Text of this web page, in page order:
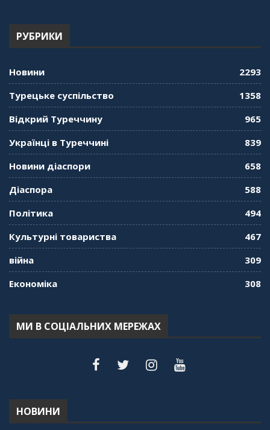
"Дзеркало діаспори". Випуск 11. Олександр
"Дзеркало діаспори". Випуск 10. Тонкощі та
"Дзеркало діаспори". Випуск 8. Розмова з
Послом
"Дзеркало діаспори". Випуск 6. Можливості
РУБРИКИ
Новини
2293
Турецьке суспільство
1358
Відкрий Туреччину
965
Українці в Туреччині
839
Новини діаспори
658
Діаспора
588
Політика
494
Культурні товариства
467
війна
309
Економіка
308
МИ В СОЦІАЛЬНИХ МЕРЕЖАХ
НОВИНИ